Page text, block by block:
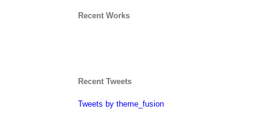
Recent Works
Recent Tweets
Tweets by theme_fusion